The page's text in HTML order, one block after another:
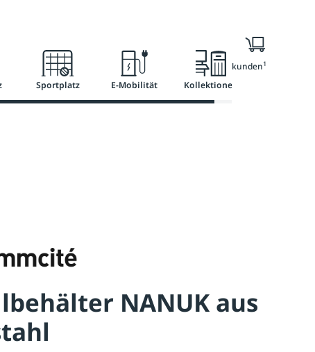
Sportplatz E-Mobilität Kollektionen
Nur für Geschäftskunden1
NANUK aus